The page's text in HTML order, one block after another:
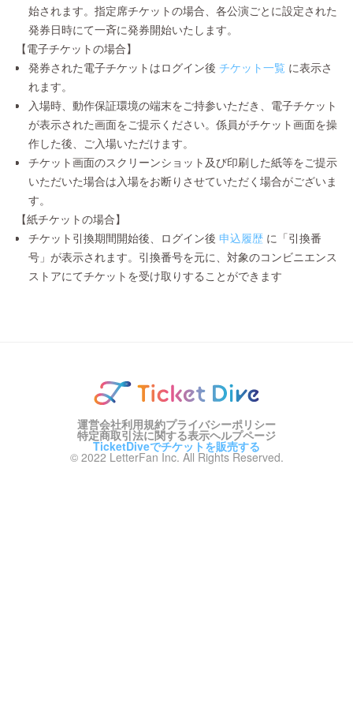
始されます。指定席チケットの場合、各公演ごとに設定された
発券日時にて一斉に発券開始いたします。
【電子チケットの場合】
発券された電子チケットはログイン後 チケット一覧 に表示さ
れます。
入場時、動作保証環境の端末をご持参いただき、電子チケット
が表示された画面をご提示ください。係員がチケット画面を操
作した後、ご入場いただけます。
チケット画面のスクリーンショット及び印刷した紙等をご提示
いただいた場合は入場をお断りさせていただく場合がございま
す。
【紙チケットの場合】
チケット引換期間開始後、ログイン後 申込履歴 に「引換番
号」が表示されます。引換番号を元に、対象のコンビニエンス
ストアにてチケットを受け取りすることができます
運営会社利用規約プライバシーポリシー
特定商取引法に関する表示ヘルプページ
TicketDiveでチケットを販売する
© 2022 LetterFan Inc. All Rights Reserved.